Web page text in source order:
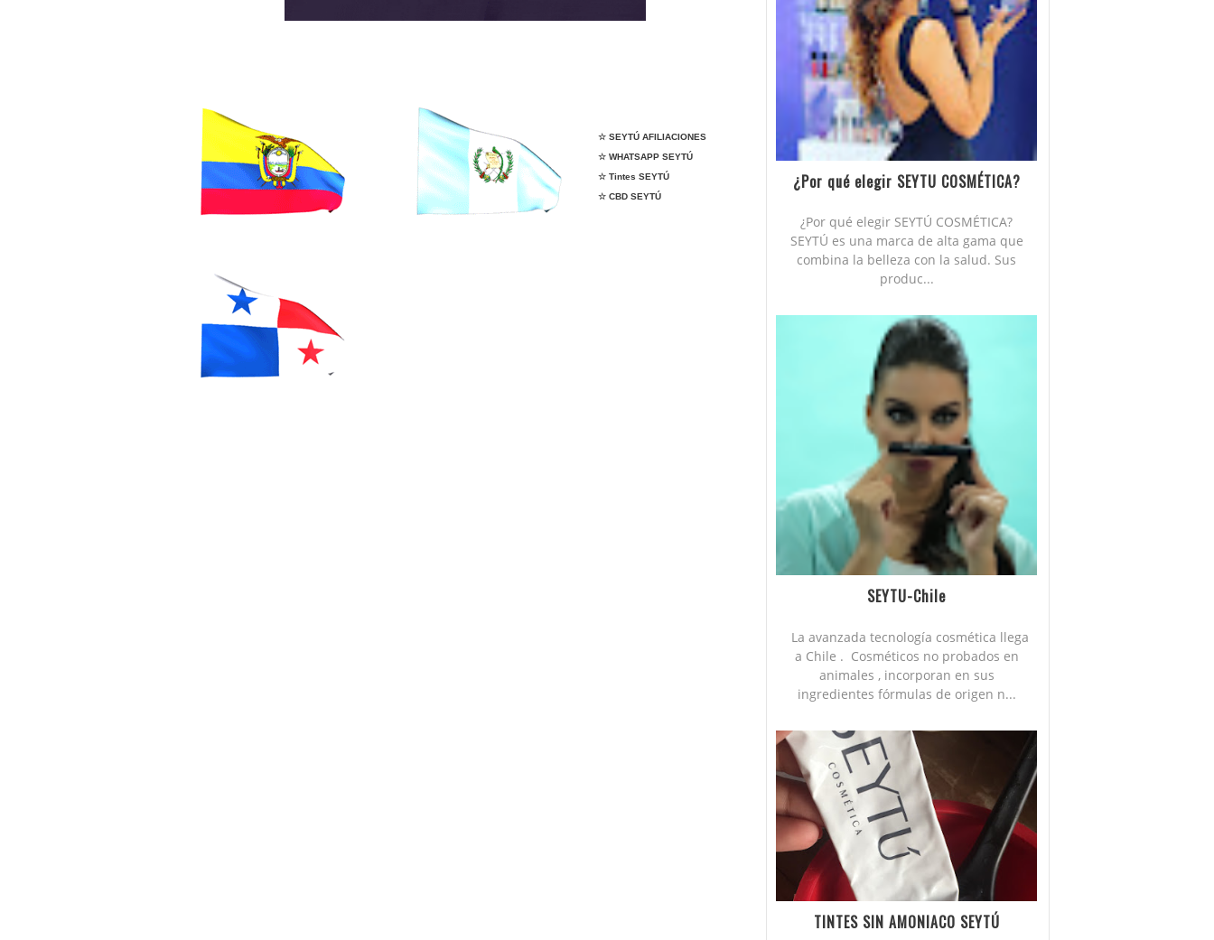
☆ SEYTÚ AFILIACIONES
☆ WHATSAPP SEYTÚ
☆ Tintes SEYTÚ
☆ CBD SEYTÚ
¿Por qué elegir SEYTU COSMÉTICA?
¿Por qué elegir SEYTÚ COSMÉTICA?
SEYTÚ es una marca de alta gama que
combina la belleza con la salud. Sus
produc...
SEYTU-Chile
La avanzada tecnología cosmética llega
a Chile . Cosméticos no probados en
animales , incorporan en sus
ingredientes fórmulas de origen n...
TINTES SIN AMONIACO SEYTÚ